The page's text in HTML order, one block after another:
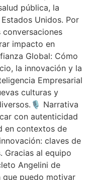
pública, la
Unidos. Por
impacto en
Global: Cómo
la innovación y la
Empresarial
culturas y
Narrativa
con autenticidad
en contextos de
claves de
Gracias al equipo
Angelini de
que puedo motivar